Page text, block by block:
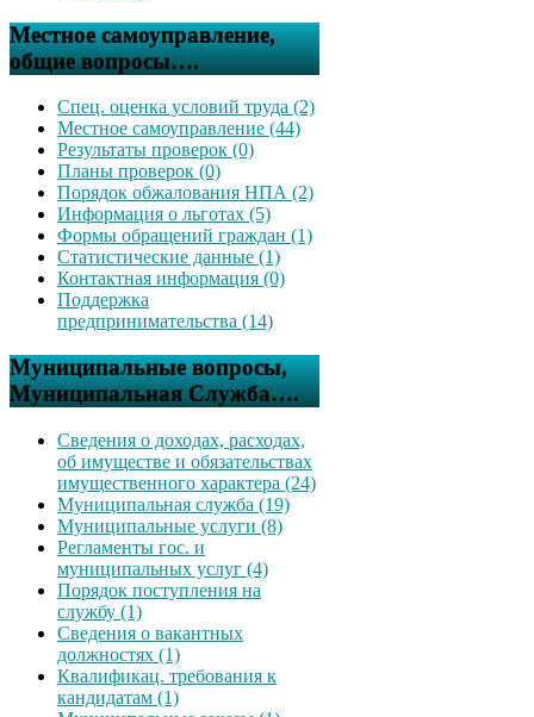
Местное самоуправление,
общие вопросы….
Спец. оценка условий труда (2)
Местное самоуправление (44)
Результаты проверок (0)
Планы проверок (0)
Порядок обжалования НПА (2)
Информация о льготах (5)
Формы обращений граждан (1)
Статистические данные (1)
Контактная информация (0)
Поддержка
предпринимательства (14)
Муниципальные вопросы,
Муниципальная Служба….
Сведения о доходах, расходах,
об имуществе и обязательствах
имущественного характера (24)
Муниципальная служба (19)
Муниципальные услуги (8)
Регламенты гос. и
муниципальных услуг (4)
Порядок поступления на
службу (1)
Сведения о вакантных
должностях (1)
Квалификац. требования к
кандидатам (1)